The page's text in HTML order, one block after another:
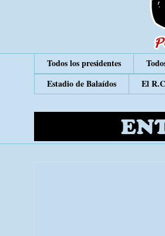
Todos los presidentes
Estadio de Balaídos
El